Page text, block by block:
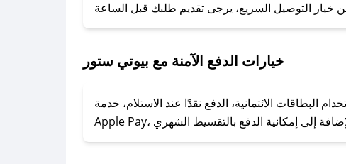
### ماذا أفعل إذا لم أجد كود خصم لمتجري المفضل؟
للحصول على كوبونات وخصومات حصرية، قم بما يلي:
- اضغط على أيقونة متابعة لمتجر بيوتي ستور في تطبيق صحصح.
- تابع حسابنا الرسمي على تويتر وقم بتفعيل زر التنبيهات.
خيارات الدفع الآمنة مع بيوتي ستور
الائتمانية، الدفع نقدًا عند الاستلام، خدمة